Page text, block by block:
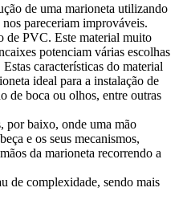
de uma marioneta utilizando
pareceriam improváveis.
de PVC. Este material muito
potenciam várias escolhas
características do material
ideal para a instalação de
de boca ou olhos, entre outras
por baixo, onde uma mão
e os seus mecanismos,
da marioneta recorrendo a
de complexidade, sendo mais